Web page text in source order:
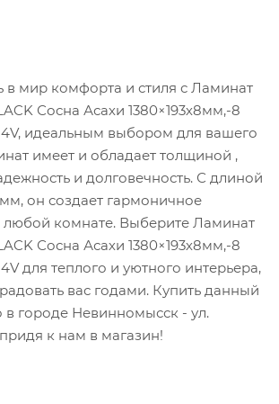
в мир комфорта и стиля с Ламинат
Сосна Асахи 1380×193х8мм,-8
4V, идеальным выбором для вашего
имеет и обладает толщиной ,
и долговечность. С длиной
он создает гармоничное
любой комнате. Выберите Ламинат
Сосна Асахи 1380×193х8мм,-8
4V для теплого и уютного интерьера,
вас годами. Купить данный
городе Невинномысск - ул.
к нам в магазин!